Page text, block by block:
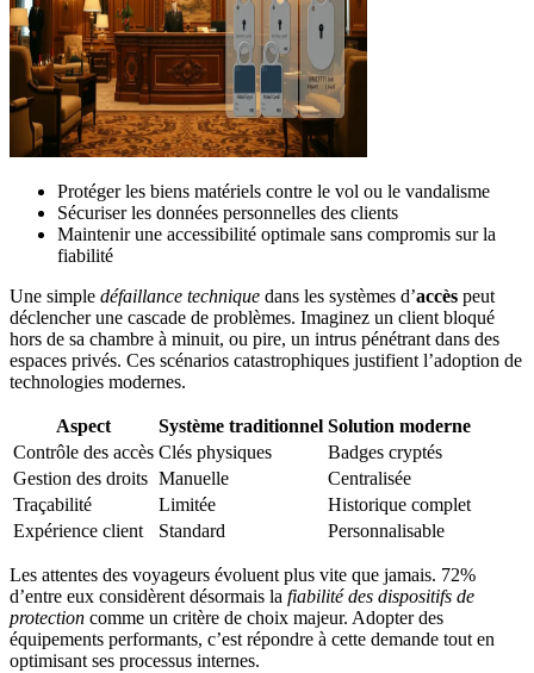
Protéger les biens matériels contre le vol ou le vandalisme
Sécuriser les données personnelles des clients
Maintenir une accessibilité optimale sans compromis sur la
fiabilité
Une simple défaillance technique dans les systèmes d’accès peut
déclencher une cascade de problèmes. Imaginez un client bloqué
hors de sa chambre à minuit, ou pire, un intrus pénétrant dans des
espaces privés. Ces scénarios catastrophiques justifient l’adoption de
technologies modernes.
Aspect Système traditionnel Solution moderne
Contrôle des accès Clés physiques
Badges cryptés
Gestion des droits Manuelle
Centralisée
Traçabilité
Limitée
Historique complet
Expérience client
Standard Personnalisable
Les attentes des voyageurs évoluent plus vite que jamais. 72%
d’entre eux considèrent désormais la fiabilité des dispositifs de
protection comme un critère de choix majeur. Adopter des
équipements performants, c’est répondre à cette demande tout en
optimisant ses processus internes.